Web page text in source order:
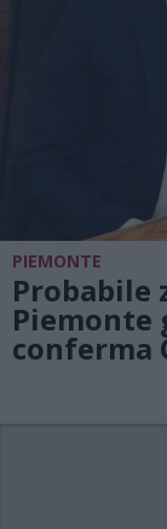
PIEMONTE
Probabile
Piemonte
conferma